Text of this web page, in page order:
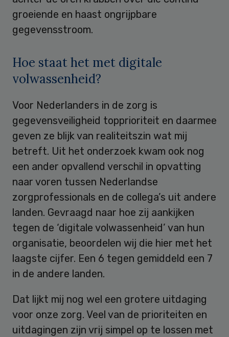
groeiende en haast ongrijpbare
gegevensstroom.
Hoe staat het met digitale
volwassenheid?
Voor Nederlanders in de zorg is
gegevensveiligheid topprioriteit en daarmee
geven ze blijk van realiteitszin wat mij
betreft. Uit het onderzoek kwam ook nog
een ander opvallend verschil in opvatting
naar voren tussen Nederlandse
zorgprofessionals en de collega’s uit andere
landen. Gevraagd naar hoe zij aankijken
tegen de ‘digitale volwassenheid’ van hun
organisatie, beoordelen wij die hier met het
laagste cijfer. Een 6 tegen gemiddeld een 7
in de andere landen.
Dat lijkt mij nog wel een grotere uitdaging
voor onze zorg. Veel van de prioriteiten en
uitdagingen zijn vrij simpel op te lossen met